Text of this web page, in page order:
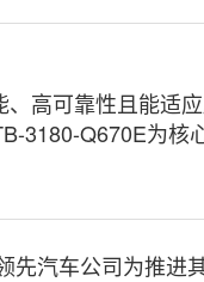
高可靠性且能适
3180-Q670E为核
汽车公司为推进